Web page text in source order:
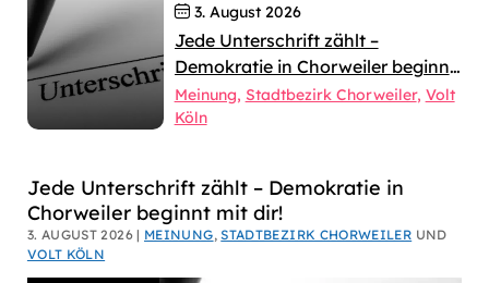
3. August 2026
Jede Unterschrift zählt –
Demokratie in Chorweiler beginnt
mit dir!
Meinung Stadtbezirk Chorweiler Volt
Köln
Dirk
Bachhausen
Jede Unterschrift zählt – Demokratie in
Chorweiler beginnt mit dir!
3. AUGUST 2026 | MEINUNG,STADTBEZIRK CHORWEILER UND
VOLT KÖLN